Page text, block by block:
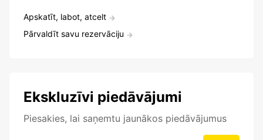
Apskatīt, labot, atcelt
Pārvaldīt savu rezervāciju
Ekskluzīvi piedāvājumi
Piesakies, lai saņemtu jaunākos piedāvājumus